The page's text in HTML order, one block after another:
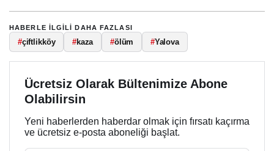
HABERLE ILGILI DAHA FAZLASI
#çiftlikköy #kaza #ölüm #Yalova
Ücretsiz Olarak Bültenimize Abone
Olabilirsin
Yeni haberlerden haberdar olmak için fırsatı kaçırma
ve ücretsiz e-posta aboneliği başlat.